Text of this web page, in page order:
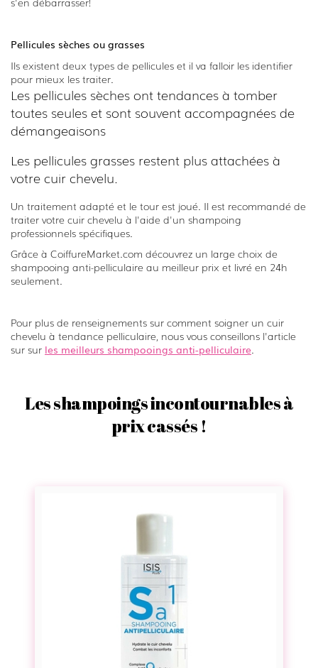
Pellicules sèches ou grasses
Ils existent deux types de pellicules et il va falloir les identifier
pour mieux les traiter.
Les pellicules sèches ont tendances à tomber
toutes seules et sont souvent accompagnées de
démangeaisons
Les pellicules grasses restent plus attachées à
votre cuir chevelu.
Un traitement adapté et le tour est joué. Il est recommandé de
traiter votre cuir chevelu à l'aide d'un shampoing
professionnels spécifiques.
Grâce à CoiffureMarket.com découvrez un large choix de
shampooing anti-pelliculaire au meilleur prix et livré en 24h
seulement.
Pour plus de renseignements sur comment soigner un cuir
chevelu à tendance pelliculaire, nous vous conseillons l'article
sur sur les meilleurs shampooings anti-pelliculaire.
Les shampoings incontournables à
prix cassés !
h
p
o
i
n
g